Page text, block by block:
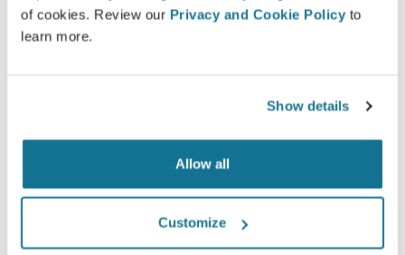
of cookies. Review our Privacy and Cookie Policy to
learn more.
Show details
Allow all
Customize
Hasta bakımı seviyesini artırın
geliştirmeyi amaçlayan yenilikçi bir araçtır. Birbirine
bağlanan platform hastalar ve doktorlar arasındaki
ilişkiyi geliştirir.